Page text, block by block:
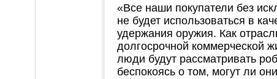
«Все наши покупатели без
не будет использоваться в
удержания оружия. Как
долгосрочной коммерческой
люди будут рассматривать
беспокоясь о том, могут ли